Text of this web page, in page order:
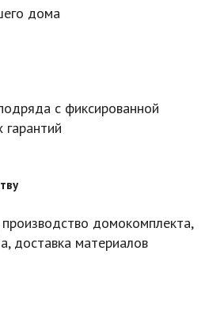
дома
с фиксированной
гарантий
домокомплекта,
доставка материалов